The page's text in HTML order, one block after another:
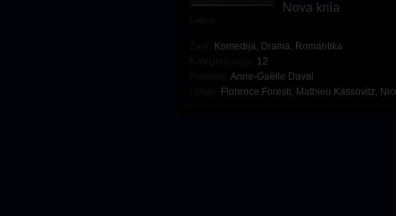
Nova krila
Komedija, Drama, Romantika
12
Anne-Gaëlle Daval
Florence Foresti, Mathieu Kassovitz,